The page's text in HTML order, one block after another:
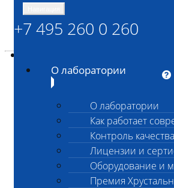
ШАНС БИО
Независимая
+7 495 260 0 260
О лаборатории
О лаборатории
Как работает
Контроль качества
Лицензии и
Оборудование и
Премия